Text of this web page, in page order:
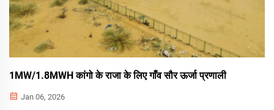
1MW/1.8MWH कांगो के राजा के लिए गाँव सौर ऊर्जा प्रणाली
Jan 06, 2026